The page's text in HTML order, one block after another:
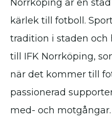
Norrköping är en
kärlek till fotboll.
tradition i staden och
till IFK Norrköping,
när det kommer till
passionerad
med- och motgångar.